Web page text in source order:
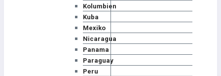
Kolumbien
Kuba
Mexiko
Nicaragua
Panama
Paraguay
Peru